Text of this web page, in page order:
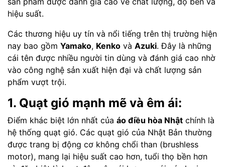
hiệu suất.
Các thương hiệu uy tín và nổi tiếng trên thị trường hiện
nay bao gồm Yamako, Kenko và Azuki. Đây là những
cái tên được nhiều người tin dùng và đánh giá cao nhờ
vào công nghệ sản xuất hiện đại và chất lượng sản
phẩm vượt trội.
1. Quạt gió mạnh mẽ và êm ái:
Điểm khác biệt lớn nhất của áo điều hòa Nhật chính là
hệ thống quạt gió. Các quạt gió của Nhật Bản thường
được trang bị động cơ không chổi than (brushless
motor), mang lại hiệu suất cao hơn, tuổi thọ bền hơn